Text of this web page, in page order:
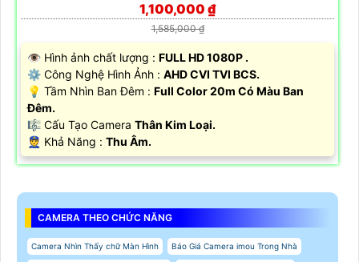
1,100,000 ₫
1,585,000 ₫
👁 Hình ảnh chất lượng : FULL HD 1080P .
⚙ Công Nghệ Hình Ảnh : AHD CVI TVI BCS.
💡 Tầm Nhìn Ban Đêm : Full Color 20m Có Màu Ban
Đêm.
🎼️ Cấu Tạo Camera Thân Kim Loại.
️👮 Khả Năng : Thu Âm.
CAMERA THEO CHỨC NĂNG
Camera Nhìn Thấy chữ Màn Hình Báo Giá Camera imou Trong Nhà